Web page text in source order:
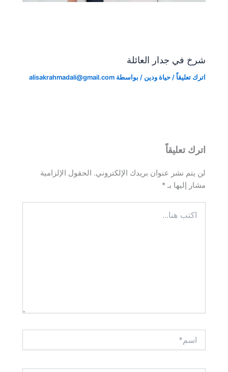
شرخ في جدار العائلة
اترك تعليقاً /حياة ودين / بواسطة alisakrahmadali@gmail.com
اترك تعليقاً
لن يتم نشر عنوان بريدك الإلكتروني. الحقول الإلزامية
مشار إليها بـ*
هنا...